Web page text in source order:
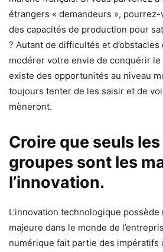
étrangers « demandeurs »,
des capacités de production pour
? Autant de difficultés et
modérer votre envie de conquérir le
existe des opportunités au niveau
toujours tenter de les saisir et de
mèneront.
Croire que seuls
groupes sont les
l’innovation.
L’innovation technologique
majeure dans le monde de
numérique fait partie des impératifs